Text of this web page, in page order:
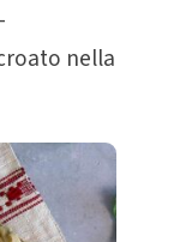
nella